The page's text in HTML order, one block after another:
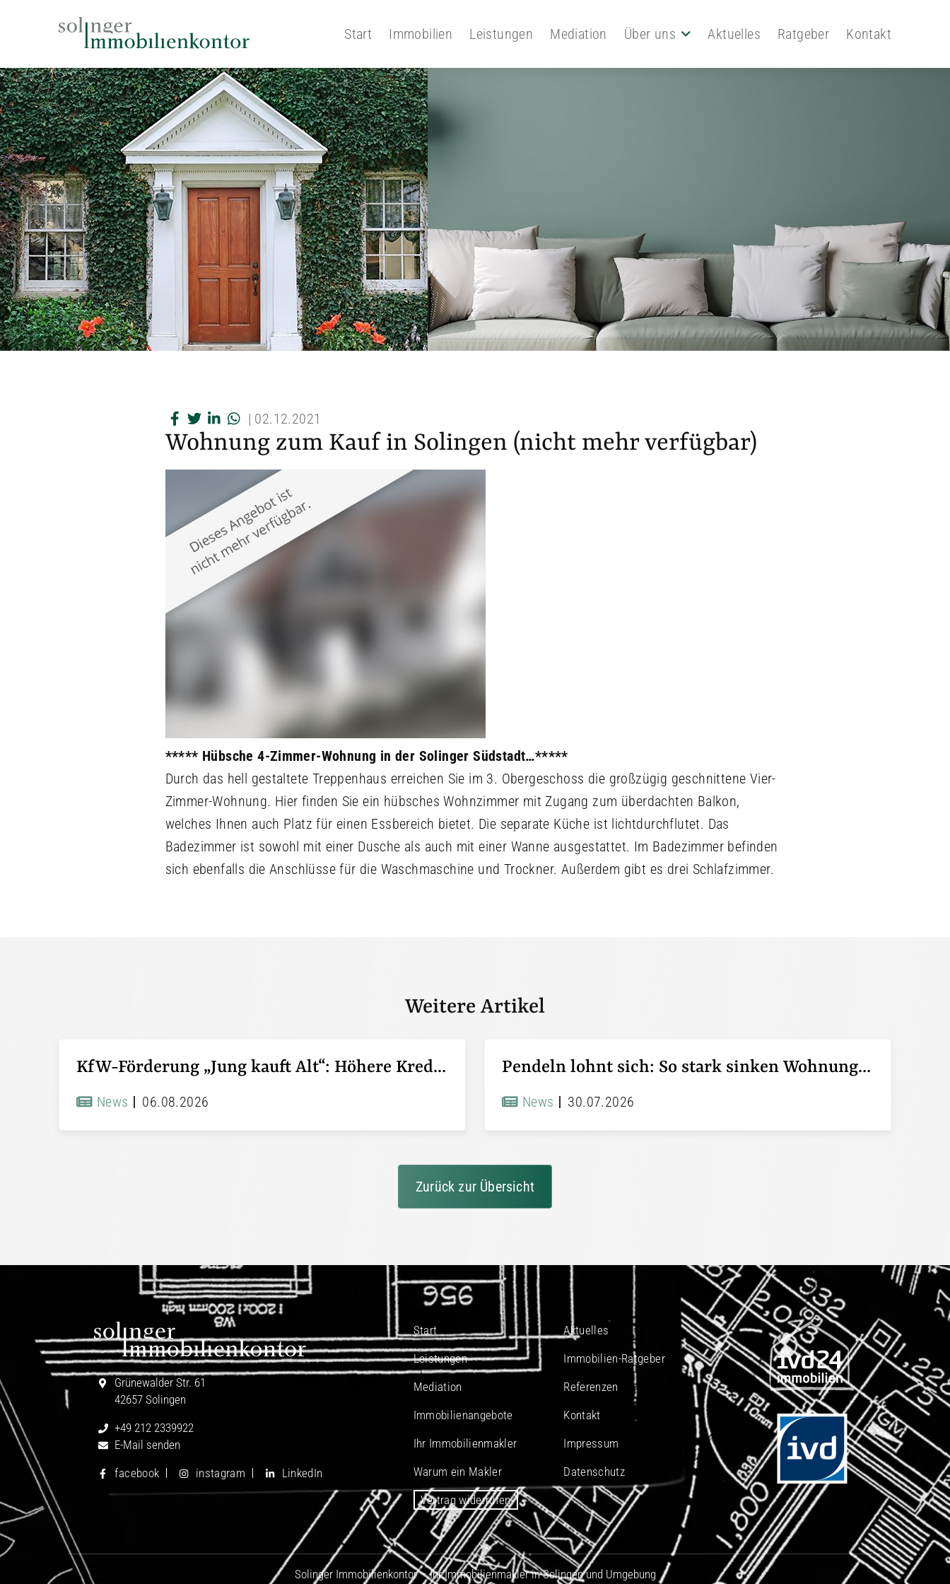
Start Immobilien Leistungen Mediation Über uns Aktuelles Ratgeber Kontakt
| 02.12.2021
Wohnung zum Kauf in Solingen (nicht mehr verfügbar)
***** Hübsche 4-Zimmer-Wohnung in der Solinger Südstadt…*****
Durch das hell gestaltete Treppenhaus erreichen Sie im 3. Obergeschoss die großzügig geschnittene Vier-
Zimmer-Wohnung. Hier finden Sie ein hübsches Wohnzimmer mit Zugang zum überdachten Balkon,
welches Ihnen auch Platz für einen Essbereich bietet. Die separate Küche ist lichtdurchflutet. Das
Badezimmer ist sowohl mit einer Dusche als auch mit einer Wanne ausgestattet. Im Badezimmer befinden
sich ebenfalls die Anschlüsse für die Waschmaschine und Trockner. Außerdem gibt es drei Schlafzimmer.
Weitere Artikel
KfW-Förderung „Jung kauft Alt“: Höhere Kredite ab August 2026
News 06.08.2026
Pendeln lohnt sich: So stark sinken Wohnungspreise im Umland
News 30.07.2026
Zurück zur Übersicht
Grünewalder Str. 61
42657 Solingen
+49 212 2339922
E-Mail senden
facebook
instagram LinkedIn
Start
Aktuelles
Leistungen
Immobilien-Ratgeber
Mediation
Referenzen
Immobilienangebote
Kontakt
Ihr Immobilienmakler
Impressum
Warum ein Makler
Datenschutz
Vertrag widerrufen
Solinger Immobilienkontor – Ihr Immobilienmakler in Solingen und Umgebung